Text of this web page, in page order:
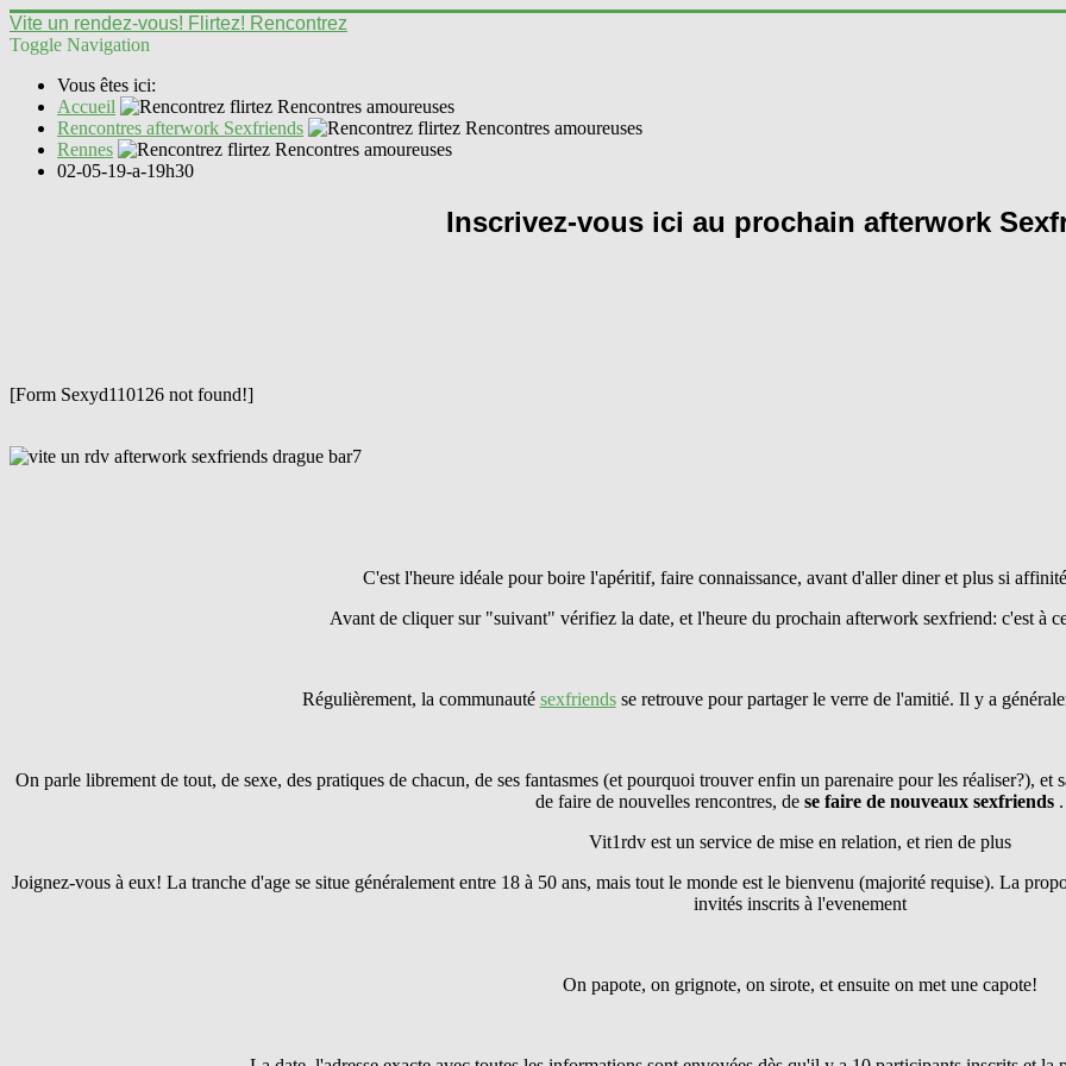
Vite un rendez-vous! Flirtez! Rencontrez
Toggle Navigation
Vous êtes ici:
Accueil
Rencontres afterwork Sexfriends
Rennes
02-05-19-a-19h30
Inscrivez-vous ici au prochain afterwork
[Form Sexyd110126 not found!]
C'est l'heure idéale pour boire l'apéritif, faire connaissance, avant d'aller diner et plus si
Avant de cliquer sur "suivant" vérifiez la date, et l'heure du prochain afterwork sexfriend: c'est à
Régulièrement, la communauté sexfriendsse retrouve pour partager le verre de l'amitié. Il y a
On parle librement de tout, de sexe, des pratiques de chacun, de ses fantasmes (et pourquoi trouver enfin un parenaire pour les réaliser?), et
de faire de nouvelles rencontres, de se faire de nouveaux sexfriends .
Vit1rdv est un service de mise en relation, et rien de plus
Joignez-vous à eux! La tranche d'age se situe généralement entre 18 à 50 ans, mais tout le monde est le bienvenu (majorité requise). La
invités inscrits à l'evenement
On papote, on grignote, on sirote, et ensuite on met une capote!